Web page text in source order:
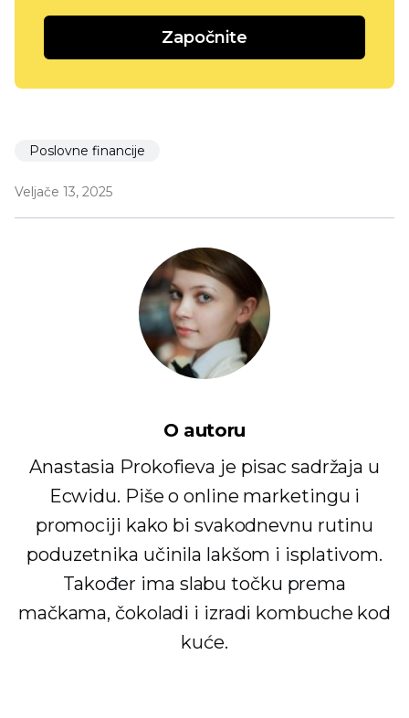
Započnite
Poslovne financije
Veljače 13, 2025
O autoru
Anastasia Prokofieva je pisac sadržaja u
Ecwidu. Piše o online marketingu i
promociji kako bi svakodnevnu rutinu
poduzetnika učinila lakšom i isplativom.
Također ima slabu točku prema
mačkama, čokoladi i izradi kombuche kod
kuće.